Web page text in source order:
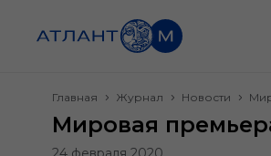
Главная Журнал Новости
Мировая